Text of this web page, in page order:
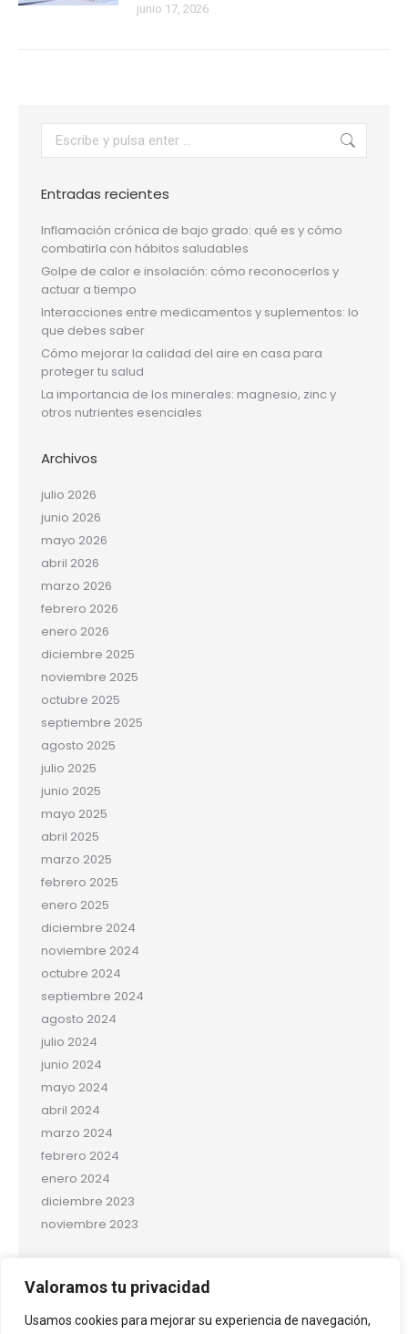
Valoramos tu privacidad
Usamos cookies para mejorar su experiencia de navegación,
junio 17, 2026
Buscar:
Entradas recientes
Inflamación crónica de bajo grado: qué es y cómo
combatirla con hábitos saludables
Golpe de calor e insolación: cómo reconocerlos y
actuar a tiempo
Interacciones entre medicamentos y suplementos: lo
que debes saber
Cómo mejorar la calidad del aire en casa para
proteger tu salud
La importancia de los minerales: magnesio, zinc y
otros nutrientes esenciales
Archivos
julio 2026
junio 2026
mayo 2026
abril 2026
marzo 2026
febrero 2026
enero 2026
diciembre 2025
noviembre 2025
octubre 2025
septiembre 2025
agosto 2025
julio 2025
junio 2025
mayo 2025
abril 2025
marzo 2025
febrero 2025
enero 2025
diciembre 2024
noviembre 2024
octubre 2024
septiembre 2024
agosto 2024
julio 2024
junio 2024
mayo 2024
abril 2024
marzo 2024
febrero 2024
enero 2024
diciembre 2023
noviembre 2023
Uncategorized